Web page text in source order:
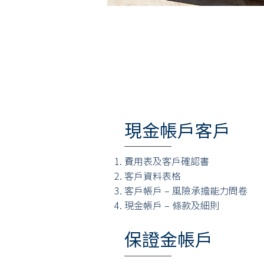
現金帳戶客戶
費用表及客戶確認書
客戶資料表格
客戶帳戶 – 風險承擔能力問卷
現金帳戶 – 條款及細則
保證金帳戶